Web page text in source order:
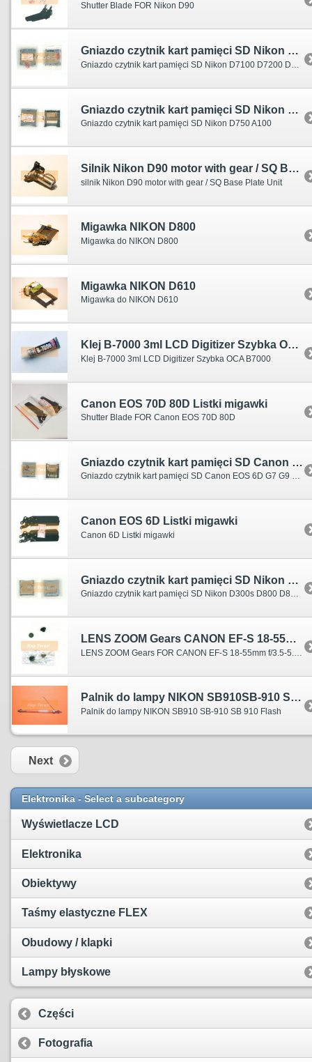
Shutter Blade FOR Nikon D90
Gniazdo czytnik kart pamięci SD Nikon D7100 D7200 D5300
Gniazdo czytnik kart pamięci SD Nikon D7100 D7200 D5300
Gniazdo czytnik kart pamięci SD Nikon D750 A100
Gniazdo czytnik kart pamięci SD Nikon D750 A100
Silnik Nikon D90 motor with gear / SQ Base Plate Unit
silnik Nikon D90 motor with gear / SQ Base Plate Unit
Migawka NIKON D800
Migawka do NIKON D800
Migawka NIKON D610
Migawka do NIKON D610
Klej B-7000 3ml LCD Digitizer Szybka OCA B7000
Klej B-7000 3ml LCD Digitizer Szybka OCA B7000
Canon EOS 70D 80D Listki migawki
Shutter Blade FOR Canon EOS 70D 80D
Gniazdo czytnik kart pamięci SD Canon EOS 6D G7 G9 SX20 5D3 (5D mark III)
Gniazdo czytnik kart pamięci SD Canon EOS 6D G7 G9 SX20 5D3 (5D mark III)
Canon EOS 6D Listki migawki
Canon 6D Listki migawki
Gniazdo czytnik kart pamięci SD Nikon D300s D800 D800E
Gniazdo czytnik kart pamięci SD Nikon D300s D800 D800E
LENS ZOOM Gears CANON EF-S 18-55mm f/3.5-5.6 IS przekładnia gear
Palnik do lampy NIKON SB910SB-910 SB 910 Flash
Palnik do lampy NIKON SB910 SB-910 SB 910 Flash
Next
Elektronika - Select a subcategory
Wyświetlacze LCD
Elektronika
Obiektywy
Taśmy elastyczne FLEX
Obudowy / klapki
Lampy błyskowe
Części
Fotografia